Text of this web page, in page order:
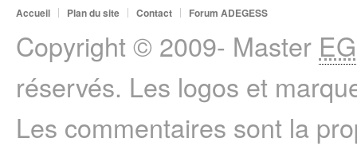
Accueil Plan du site Contact Forum ADEGESS
Copyright © 2009- Master
réservés. Les logos et
Les commentaires sont la